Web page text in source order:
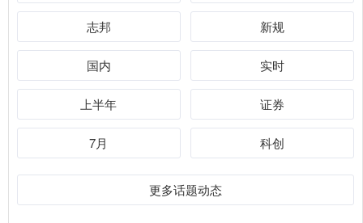
志邦 新规
国内 实时
上半年 证券
7月 科创
更多话题动态